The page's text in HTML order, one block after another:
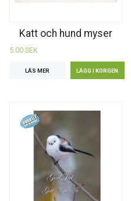
Katt och hund myser
5.00 SEK
LÄS MER